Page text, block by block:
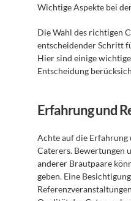
Wichtige Aspekte bei
Die Wahl des richtigen
entscheidender Schritt
Hier sind einige
Entscheidung
Erfahrung und
Achte auf die Erfahrung
Caterers. Bewertungen
anderer Brautpaare
geben. Eine